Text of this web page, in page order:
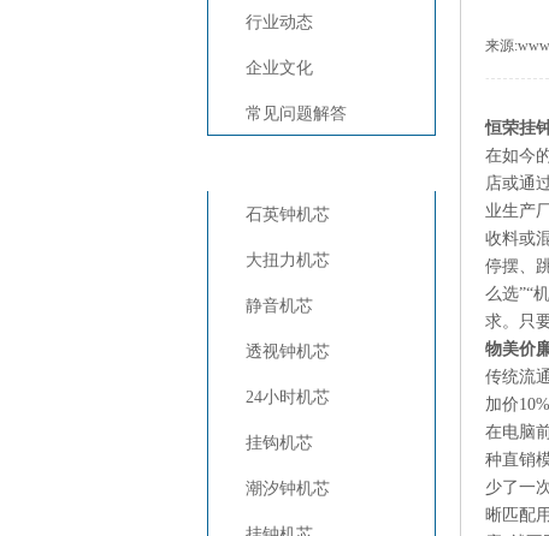
来源:
恒荣挂
在如今
店或通
业生产
收料或
停摆、
么选”“
求。只
物美价
传统流
加价
在电脑
种直销
少了一
晰匹配
行业动态
企业文化
常见问题解答
石英钟机芯
大扭力机芯
静音机芯
透视钟机芯
24小时机芯
挂钩机芯
潮汐钟机芯